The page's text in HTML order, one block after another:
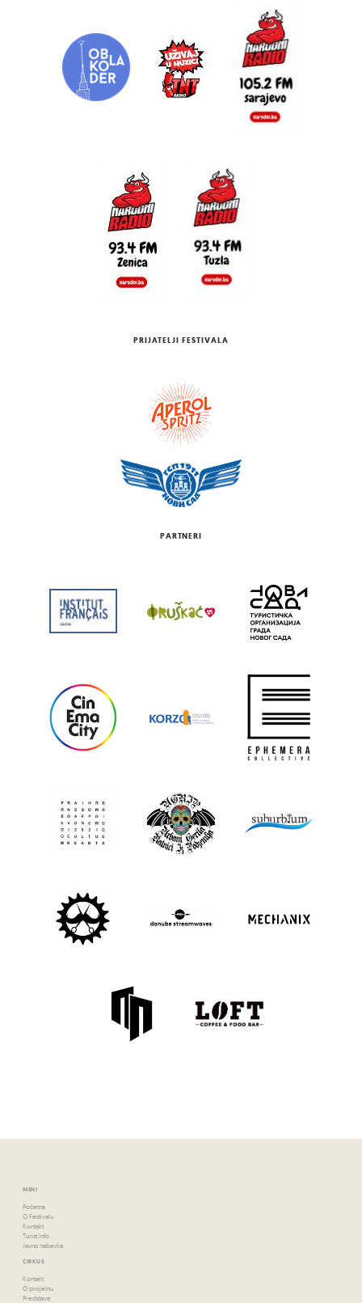
PRIJATELJI FESTIVALA
PARTNERI
MENI
Početna
O Festivalu
Kontakt
Turist Info
Javna nabavka
CIRKUS
Kontakt
O projektu
Predstava